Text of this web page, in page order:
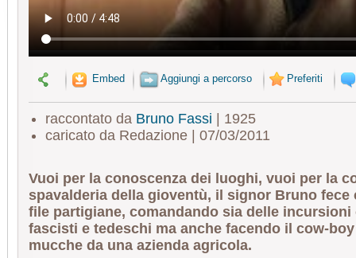
Embed Aggiungi a percorso Preferiti
raccontato da Bruno Fassi | 1925
caricato da Redazione | 07/03/2011
Vuoi per la conoscenza dei luoghi, vuoi per la
spavalderia della gioventù, il signor Bruno fece
file partigiane, comandando sia delle
fascisti e tedeschi ma anche facendo il cow-
mucche da una azienda agricola.